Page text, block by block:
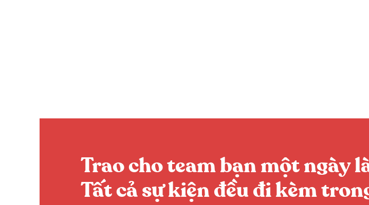
Trao cho team bạn một ngày
Tất cả sự kiện đều đi kèm